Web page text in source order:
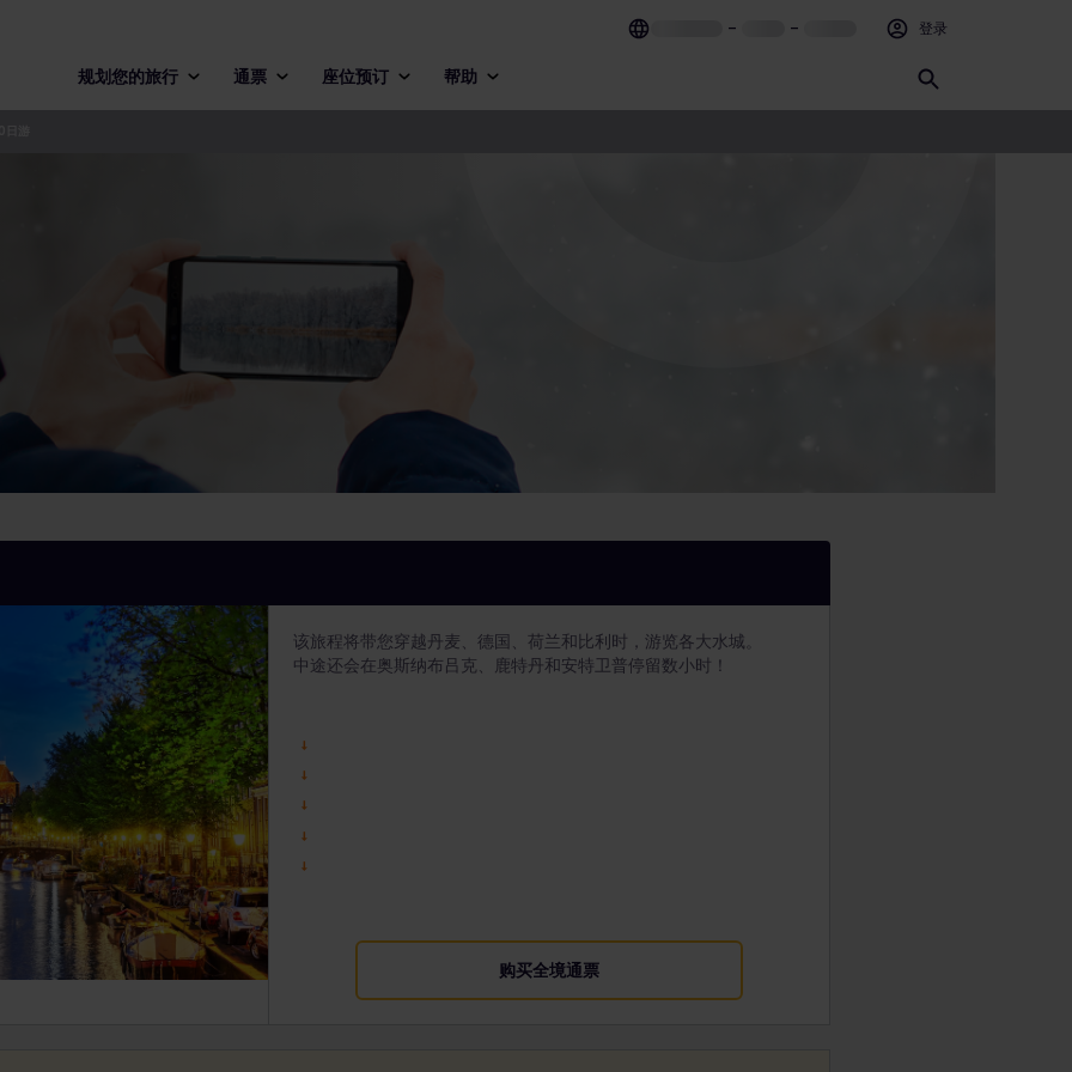
– – 登录
规划您的旅行 通票 座位预订 帮助
该旅程将带您穿越丹麦、德国、荷兰和比利时，游览各大水城。
中途还会在奥斯纳布吕克、鹿特丹和安特卫普停留数小时！
购买全境通票